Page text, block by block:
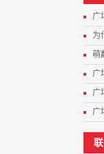
广
为
萌
广
广
广